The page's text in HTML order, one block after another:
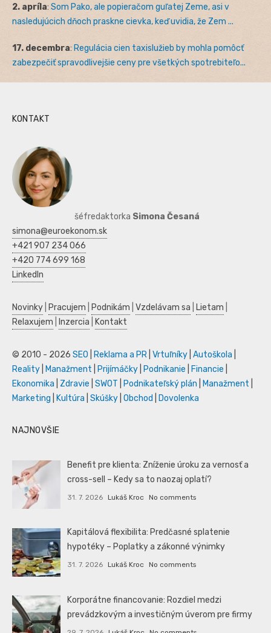
2. apríla: Som Pako, ale popieračom guľatej Zeme, asi v
nasledujúcich dňoch praskne cievka, keď uvidia, že Zem ...
17. decembra: Regulácia cien taxislužieb by mohla pomôcť
zabezpečiť spravodlivejšie ceny pre všetkých spotrebiteľo...
KONTAKT
šéfredaktorka Simona Česaná
simona@euroekonom.sk
+421 907 234 066
+420 774 699 168
LinkedIn
Novinky Pracujem Podnikám Vzdelávam sa Lietam
Relaxujem
Inzercia Kontakt
© 2010 - 2026 SEO Reklama a PR Vrtuľníky Autoškola
Reality
Manažment Prijímáčky Podnikanie Financie
Ekonomika
Zdravie SWOT Podnikateľský plán Manažment
Marketing
Kultúra Skúšky Obchod Dovolenka
NAJNOVŠIE
Benefit pre klienta: Zníženie úroku za vernosť a
cross-sell – Kedy sa to naozaj oplatí?
31. 7. 2026 Lukáš Kroc No comments
Kapitálová flexibilita: Predčasné splatenie
hypotéky – Poplatky a zákonné výnimky
31. 7. 2026 Lukáš Kroc No comments
Korporátne financovanie: Rozdiel medzi
prevádzkovým a investičným úverom pre firmy